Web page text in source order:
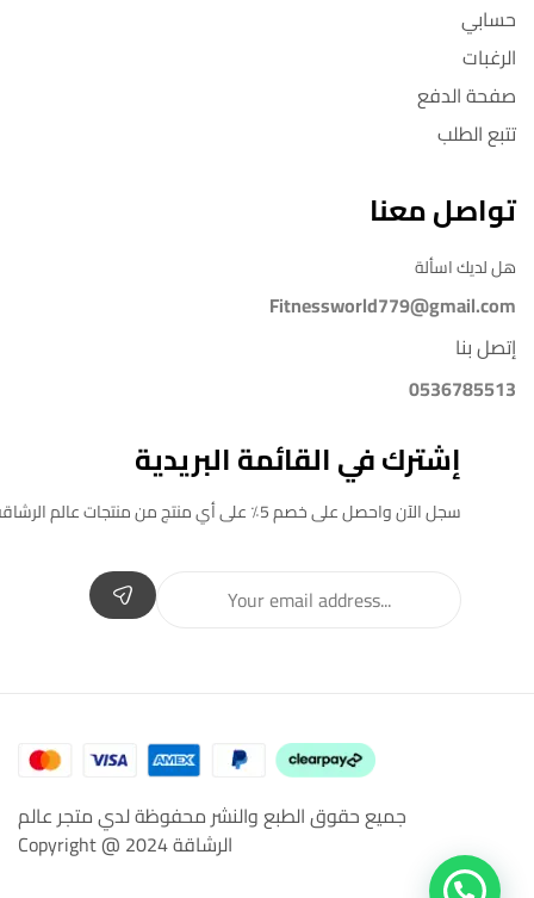
حسابي
الرغبات
صفحة الدفع
تتبع الطلب
تواصل معنا
هل لديك اسألة
Fitnessworld779@gmail.com
إتصل بنا
0536785513
إشترك في القائمة البريدية
سجل الآن واحصل على خصم 5٪ على أي منتج من منتجات عالم الرشاقة
جميع حقوق الطبع والنشر محفوظة لدي متجر عالم
الرشاقة Copyright @ 2024